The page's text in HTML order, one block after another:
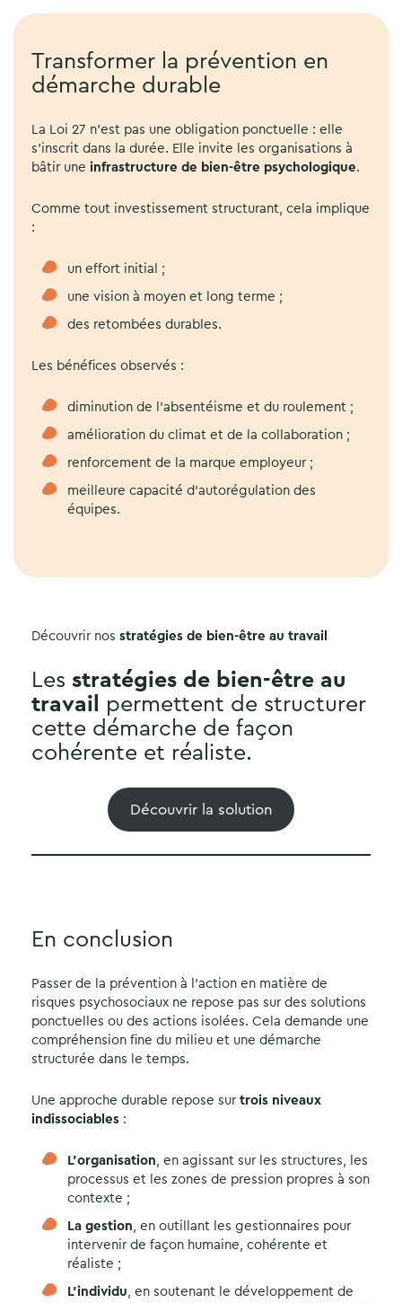
Transformer la prévention en
démarche durable
La Loi 27 n’est pas une obligation ponctuelle : elle
s’inscrit dans la durée. Elle invite les organisations à
bâtir une infrastructure de bien-être psychologique.
Comme tout investissement structurant, cela implique
:
un effort initial ;
une vision à moyen et long terme ;
des retombées durables.
Les bénéfices observés :
diminution de l’absentéisme et du roulement ;
amélioration du climat et de la collaboration ;
renforcement de la marque employeur ;
meilleure capacité d’autorégulation des
équipes.
Découvrir nos stratégies de bien-être au travail
Les stratégies de bien-être au
travail
permettent de structurer
cette démarche de façon
cohérente et réaliste.
Découvrir la solution
En conclusion
Passer de la prévention à l’action en matière de
risques psychosociaux ne repose pas sur des solutions
ponctuelles ou des actions isolées. Cela demande une
compréhension fine du milieu et une démarche
structurée dans le temps.
Une approche durable repose sur trois niveaux
indissociables :
L’organisation, en agissant sur les structures, les
processus et les zones de pression propres à son
contexte ;
La gestion, en outillant les gestionnaires pour
intervenir de façon humaine, cohérente et
réaliste ;
L’individu, en soutenant le développement de